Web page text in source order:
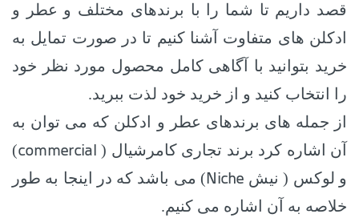
قصد داریم تا شما را با برندهای مختلف و عطر و
ادکلن های متفاوت آشنا کنیم تا در صورت تمایل به
خرید بتوانید با آگاهی کامل محصول مورد نظر خود
را انتخاب کنید و از خرید خود لذت ببرید.
از جمله های برندهای عطر و ادکلن که می توان به
آن اشاره کرد برند تجاری کامرشیال ( commercial
)
و لوکس ( نیش Niche) می باشد که در اینجا به طور
خلاصه به آن اشاره می کنیم.